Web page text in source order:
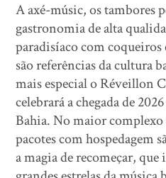
A axé-músic, os tambores
gastronomia de alta
paradisíaco com coqueiros
são referências da cultura
mais especial o Réveillon
celebrará a chegada de
Bahia. No maior
pacotes com hospedagem
a magia de recomeçar,